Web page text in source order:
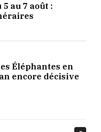
au 7 août :
Éléphantes en
encore décisive